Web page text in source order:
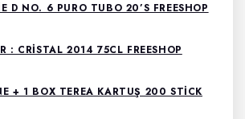
D NO. 6 PURO TUBO 20’S FREESHOP
: CRISTAL 2014 75CL FREESHOP
+ 1 BOX TEREA KARTUŞ 200 STICK